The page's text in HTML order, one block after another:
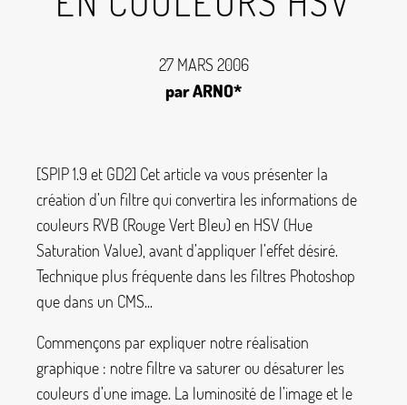
27 MARS 2006
par ARNO*
[SPIP 1.9 et GD2] Cet article va vous présenter la
création d’un filtre qui convertira les informations de
couleurs RVB (Rouge Vert Bleu) en HSV (Hue
Saturation Value), avant d’appliquer l’effet désiré.
Technique plus fréquente dans les filtres Photoshop
que dans un CMS...
Commençons par expliquer notre réalisation
graphique : notre filtre va saturer ou désaturer les
couleurs d’une image. La luminosité de l’image et le